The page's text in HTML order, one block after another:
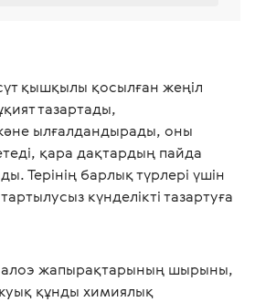
қышқылы қосылған жеңіл
тазартады,
ылғалдандырады, оны
қара дақтардың пайда
Терінің барлық түрлері үшін
күнделікті тазартуға
жапырақтарының шырыны,
құнды химиялық